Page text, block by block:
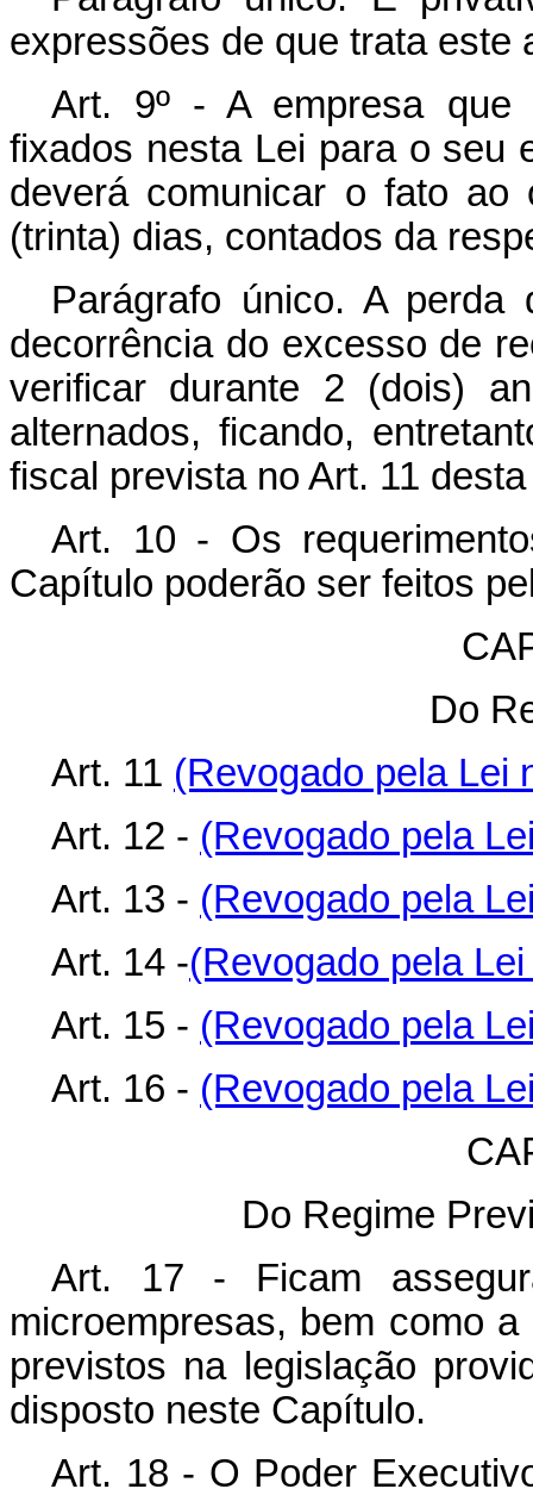
expressões de que trata este
Art. 9º - A empresa que
fixados nesta Lei para o seu
deverá comunicar o fato ao
(trinta) dias, contados da
Parágrafo único. A perda
decorrência do excesso de
verificar durante 2 (dois)
alternados, ficando,
fiscal prevista no Art. 11
Art. 10 - Os
Capítulo poderão ser feitos
Do
Art. 11 (Revogado pela Lei
Art. 12 - (Revogado pela
Art. 13 - (Revogado pela
Art. 14 -(Revogado pela
Art. 15 - (Revogado pela
Art. 16 - (Revogado pela
Do Regime
Art. 17 - Ficam
microempresas, bem como
previstos na legislação
disposto neste Capítulo.
Art. 18 - O Poder